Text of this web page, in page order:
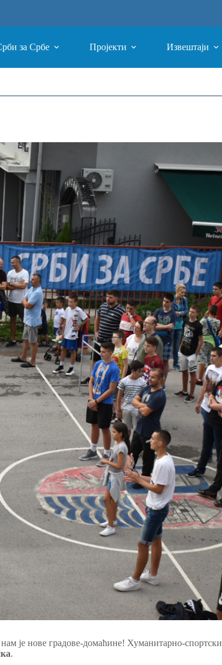
за Србе Пројекти Извештаји
је нове градове-домаћине! Хуманитарно-спортски
.